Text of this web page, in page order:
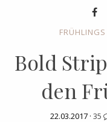
Bold
den
22.03.2017 · 35